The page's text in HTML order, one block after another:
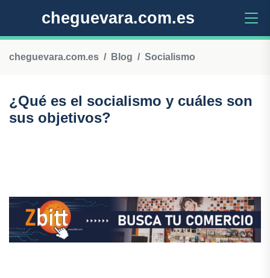
cheguevara.com.es
cheguevara.com.es Blog Socialismo
¿Qué es el socialismo y cuáles son
sus objetivos?